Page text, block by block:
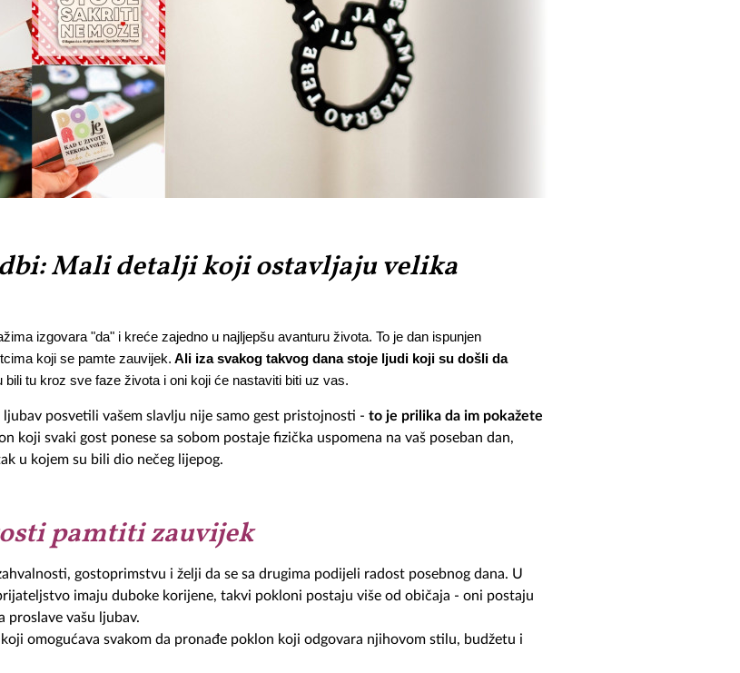
Mali detalji koji ostavljaju velika
izgovara "da" i kreće zajedno u najljepšu avanturu života. To je dan ispunjen
koji se pamte zauvijek. Ali iza svakog takvog dana stoje ljudi koji su došli da
bili tu kroz sve faze života i oni koji će nastaviti biti uz vas.
posvetili vašem slavlju nije samo gest pristojnosti - to je prilika da im pokažete
koji svaki gost ponese sa sobom postaje fizička uspomena na vaš poseban dan,
u kojem su bili dio nečeg lijepog.
pamtiti zauvijek
gostoprimstvu i želji da se sa drugima podijeli radost posebnog dana. U
imaju duboke korijene, takvi pokloni postaju više od običaja - oni postaju
proslave vašu ljubav.
omogućava svakom da pronađe poklon koji odgovara njihovom stilu, budžetu i